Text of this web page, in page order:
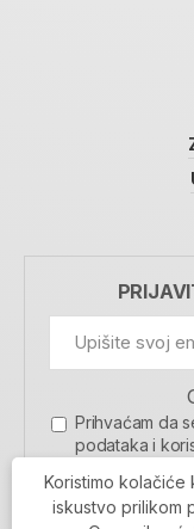
Prihvaćam da
podataka i
Koristimo kolačiće
iskustvo prilikom